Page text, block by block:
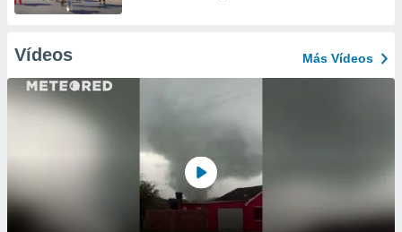
Vídeos Más Vídeos